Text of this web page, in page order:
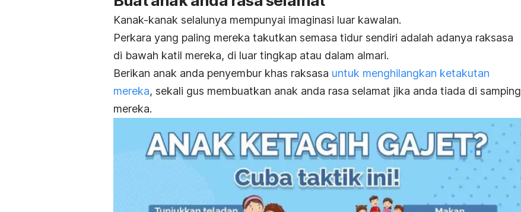
Kanak-kanak selalunya mempunyai imaginasi luar kawalan.
Perkara yang paling mereka takutkan semasa tidur sendiri adalah adanya raksasa
di bawah katil mereka, di luar tingkap atau dalam almari.
Berikan anak anda penyembur khas raksasa untuk menghilangkan ketakutan
mereka, sekali gus membuatkan anak anda rasa selamat jika anda tiada di samping
mereka.